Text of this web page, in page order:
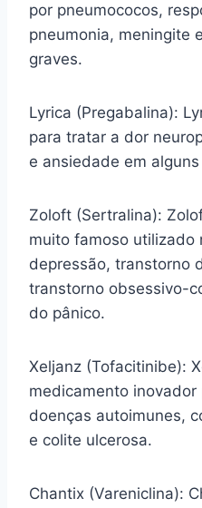
por pneumococos,
pneumonia, meningite
graves.
Lyrica (Pregabalina):
para tratar a dor
e ansiedade em
Zoloft (Sertralina):
muito famoso utilizado
depressão, transtorno
transtorno obsessivo-
do pânico.
Xeljanz (Tofacitinibe):
medicamento
doenças autoimunes,
e colite ulcerosa.
Chantix (Vareniclina):